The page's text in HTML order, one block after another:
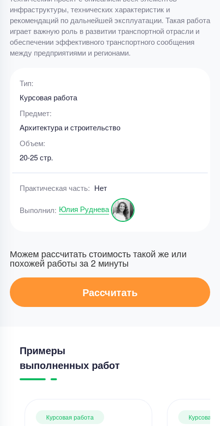
инфраструктуры, технических характеристик и
рекомендаций по дальнейшей эксплуатации. Такая работа
играет важную роль в развитии транспортной отрасли и
обеспечении эффективного транспортного сообщения
между предприятиями и регионами.
Тип:
Курсовая работа
Предмет:
Архитектура и строительство
Объем:
20-25 стр.
Практическая часть: Нет
Выполнил: Юлия Руднева
Можем рассчитать стоимость такой же или
похожей работы за 2 минуты
Рассчитать
Примеры
выполненных работ
Курсовая работа Курсовая